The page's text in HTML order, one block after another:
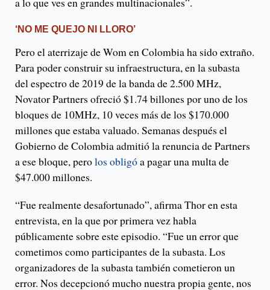
‘NO ME QUEJO NI LLORO’
Pero el aterrizaje de Wom en Colombia ha sido extraño.
Para poder construir su infraestructura, en la subasta
del espectro de 2019 de la banda de 2.500 MHz,
Novator Partners ofreció $1.74 billones por uno de los
bloques de 10MHz, 10 veces más de los $170.000
millones que estaba valuado. Semanas después el
Gobierno de Colombia admitió la renuncia de Partners
a ese bloque, perolos obligóa pagar una multa de
$47.000 millones.
“Fue realmente desafortunado”, afirma Thor en esta
entrevista, en la que por primera vez habla
públicamente sobre este episodio. “Fue un error que
cometimos como participantes de la subasta. Los
organizadores de la subasta también cometieron un
error. Nos decepcionó mucho nuestra propia gente, nos